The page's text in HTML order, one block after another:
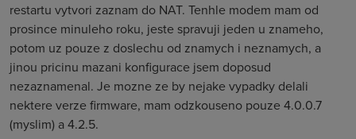
restartu vytvori zaznam do NAT. Tenhle modem mam od
prosince minuleho roku, jeste spravuji jeden u znameho,
potom uz pouze z doslechu od znamych i neznamych, a
jinou pricinu mazani konfigurace jsem doposud
nezaznamenal. Je mozne ze by nejake vypadky delali
nektere verze firmware, mam odzkouseno pouze 4.0.0.7
(myslim) a 4.2.5.